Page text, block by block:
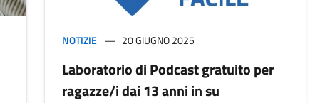
NOTIZIE 20 GIUGNO 2025
Laboratorio di Podcast gratuito per
ragazze/i dai 13 anni in su